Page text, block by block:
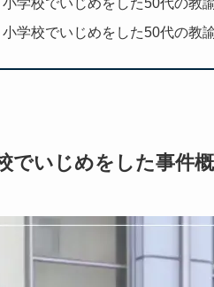
小学校でいじめをした50代の教
でいじめをした事件